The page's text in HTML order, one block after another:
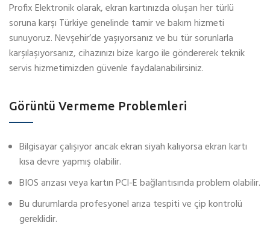
Profix Elektronik olarak, ekran kartınızda oluşan her türlü
soruna karşı Türkiye genelinde tamir ve bakım hizmeti
sunuyoruz. Nevşehir’de yaşıyorsanız ve bu tür sorunlarla
karşılaşıyorsanız, cihazınızı bize kargo ile göndererek teknik
servis hizmetimizden güvenle faydalanabilirsiniz.
Görüntü Vermeme Problemleri
Bilgisayar çalışıyor ancak ekran siyah kalıyorsa ekran kartı
kısa devre yapmış olabilir.
BIOS arızası veya kartın PCI-E bağlantısında problem olabilir.
Bu durumlarda profesyonel arıza tespiti ve çip kontrolü
gereklidir.